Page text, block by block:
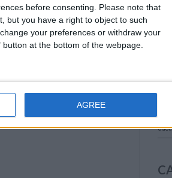
before consenting.
Please note that
but you have a right to object to such
your preferences or withdraw your
at the bottom of the webpage.
AGREE
6
6
1
6